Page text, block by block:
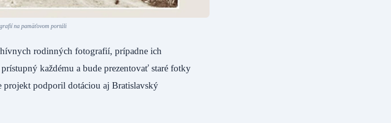
na pamäťovom portáli
rodinných fotografií, prípadne ich
každému a bude prezentovať staré fotky
projekt podporil dotáciou aj Bratislavský